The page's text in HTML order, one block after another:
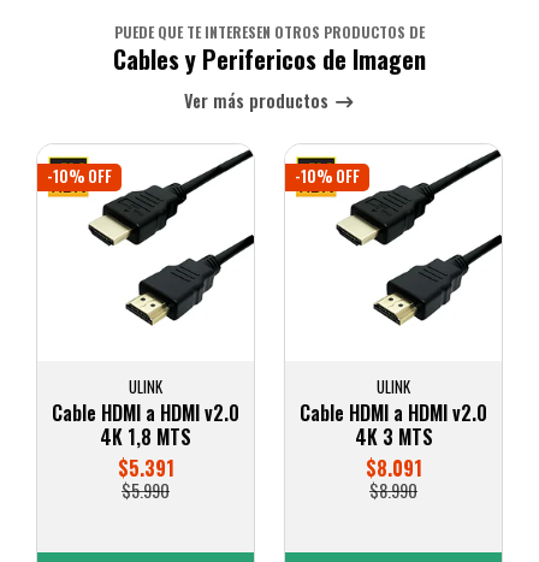
PUEDE QUE TE INTERESEN OTROS PRODUCTOS DE
Cables y Perifericos de Imagen
Ver más productos
-10% OFF
ULINK
Cable HDMI a HDMI v2.0
4K 1,8 MTS
$5.391
$5.990
-10% OFF
ULINK
Cable HDMI a HDMI v2.0
4K 3 MTS
$8.091
$8.990